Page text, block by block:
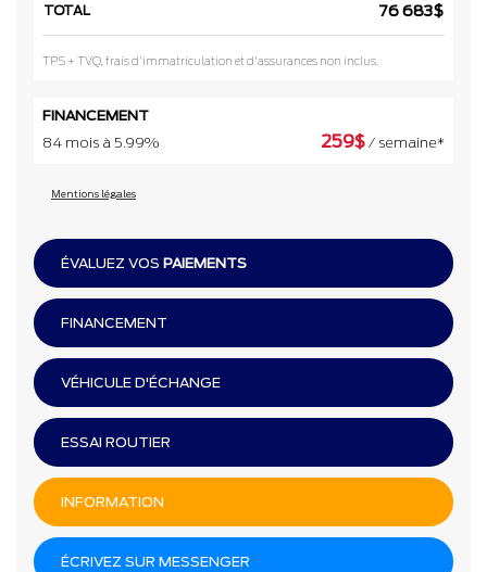
TOTAL 76 683$
TPS + TVQ, frais d'immatriculation et d'assurances non inclus.
FINANCEMENT
84 mois à 5.99%
259$ / semaine*
Mentions légales
ÉVALUEZ VOS PAIEMENTS
FINANCEMENT
VÉHICULE D'ÉCHANGE
ESSAI ROUTIER
INFORMATION
ÉCRIVEZ SUR MESSENGER